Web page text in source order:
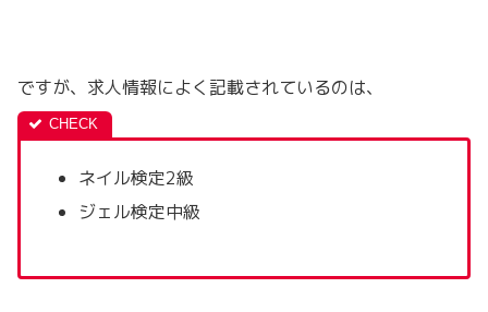
ですが、求人情報によく記載されているのは、
ネイル検定2級
ジェル検定中級